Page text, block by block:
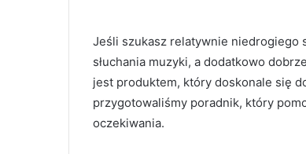
Jeśli szukasz relatywnie niedrogiego
słuchania muzyki, a dodatkowo
jest produktem, który doskonale się
przygotowaliśmy poradnik, który
oczekiwania.